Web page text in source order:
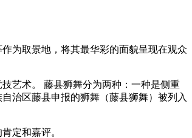
为取景地，将其最华彩的面貌呈现在观众
艺术。 藤县狮舞分为两种：一种是侧重
治区藤县申报的狮舞（藤县狮舞）被列入
定和嘉评。